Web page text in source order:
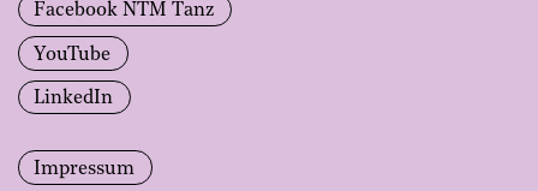
Facebook NTM Tanz
YouTube
LinkedIn
Impressum